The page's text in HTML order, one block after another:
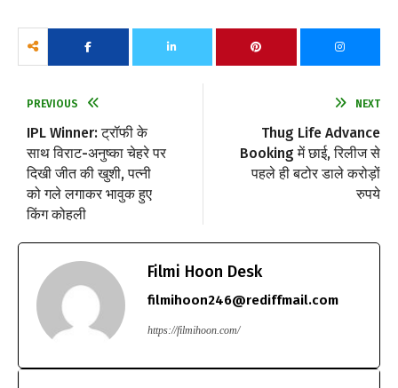
PREVIOUS
IPL Winner: ट्रॉफी के
साथ विराट-अनुष्का चेहरे पर
दिखी जीत की खुशी, पत्नी
को गले लगाकर भावुक हुए
किंग कोहली
NEXT
Thug Life Advance
Booking में छाई, रिलीज से
पहले ही बटोर डाले करोड़ों
रुपये
Filmi Hoon Desk
filmihoon246@rediffmail.com
https://filmihoon.com/